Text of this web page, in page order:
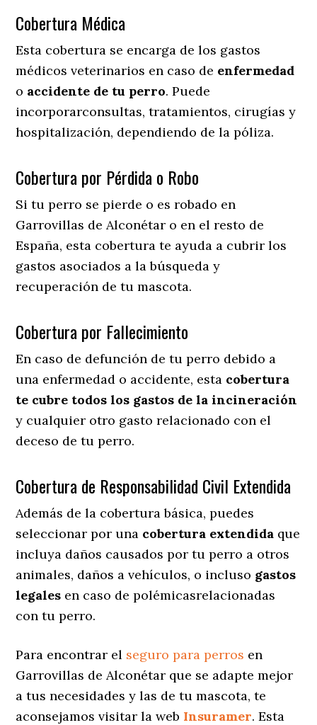
Cobertura Médica
Esta cobertura se encarga de los gastos
médicos veterinarios en caso de enfermedad
o accidente de tu perro. Puede
incorporarconsultas, tratamientos, cirugías y
hospitalización, dependiendo de la póliza.
Cobertura por Pérdida o Robo
Si tu perro se pierde o es robado en
Garrovillas de Alconétar o en el resto de
España, esta cobertura te ayuda a cubrir los
gastos asociados a la búsqueda y
recuperación de tu mascota.
Cobertura por Fallecimiento
En caso de defunción de tu perro debido a
una enfermedad o accidente, esta cobertura
te cubre todos los gastos de la incineración
y cualquier otro gasto relacionado con el
deceso de tu perro.
Cobertura de Responsabilidad Civil Extendida
Además de la cobertura básica, puedes
seleccionar por una cobertura extendida que
incluya daños causados por tu perro a otros
animales, daños a vehículos, o incluso gastos
legales en caso de polémicasrelacionadas
con tu perro.
Para encontrar el seguro para perros en
Garrovillas de Alconétar que se adapte mejor
a tus necesidades y las de tu mascota, te
aconsejamos visitar la web Insuramer. Esta